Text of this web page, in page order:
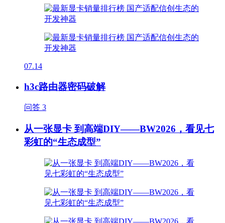
07.14
h3c路由器密码破解
问答 3
从一张显卡 到高端DIY——BW2026，看见七
彩虹的“生态成型”